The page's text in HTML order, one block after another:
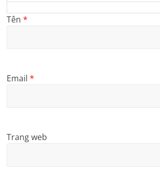
Tên*
Email*
Trang web